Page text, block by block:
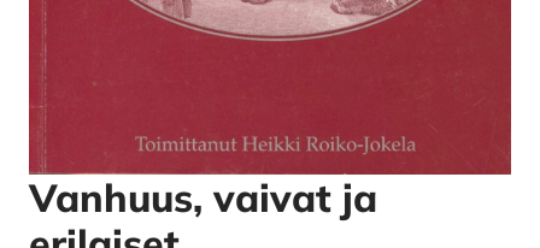
Vanhuus, vaivat ja